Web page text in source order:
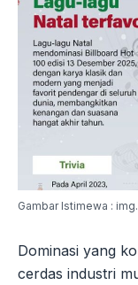
Gambar Istimewa :
Dominasi yang
cerdas industri